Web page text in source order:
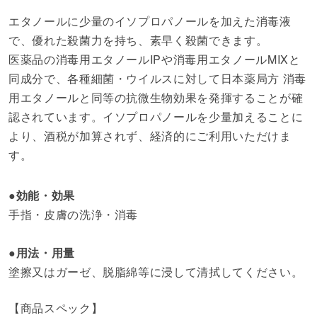
エタノールに少量のイソプロパノールを加えた消毒液
で、優れた殺菌力を持ち、素早く殺菌できます。
医薬品の消毒用エタノールIPや消毒用エタノールMIXと
同成分で、各種細菌・ウイルスに対して日本薬局方 消毒
用エタノールと同等の抗微生物効果を発揮することが確
認されています。イソプロパノールを少量加えることに
より、酒税が加算されず、経済的にご利用いただけま
す。
●効能・効果
手指・皮膚の洗浄・消毒
●用法・用量
塗擦又はガーゼ、脱脂綿等に浸して清拭してください。
【商品スペック】